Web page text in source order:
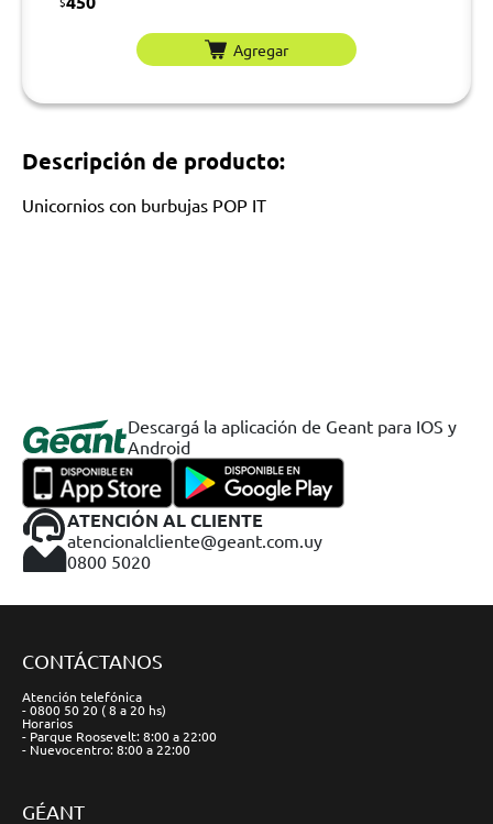
Agregar
Descripción de producto:
Unicornios con burbujas POP IT
Descargá la aplicación de Geant para IOS y
Android
ATENCIÓN AL CLIENTE
atencionalcliente@geant.com.uy
0800 5020
CONTÁCTANOS
Atención telefónica
- 0800 50 20 ( 8 a 20 hs)
Horarios
- Parque Roosevelt: 8:00 a 22:00
- Nuevocentro: 8:00 a 22:00
GÉANT